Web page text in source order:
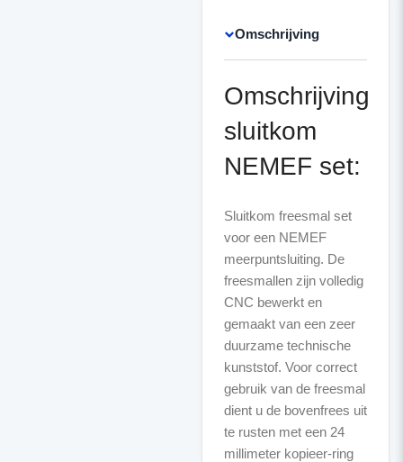
Omschrijving
Omschrijving
sluitkom
NEMEF set:
Sluitkom freesmal set
voor een NEMEF
meerpuntsluiting. De
freesmallen zijn volledig
CNC bewerkt en
gemaakt van een zeer
duurzame technische
kunststof. Voor correct
gebruik van de freesmal
dient u de bovenfrees uit
te rusten met een 24
millimeter kopieer-ring